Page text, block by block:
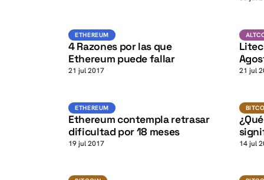
ETHEREUM
ETHEREUM
4 Razones por las que
Ethereum puede fallar
21 jul 2017 21 jul
ETHEREUM K
ETHEREUM
Ethereum contempla retrasar
dificultad por 18 meses
19 jul 2017 14 jul